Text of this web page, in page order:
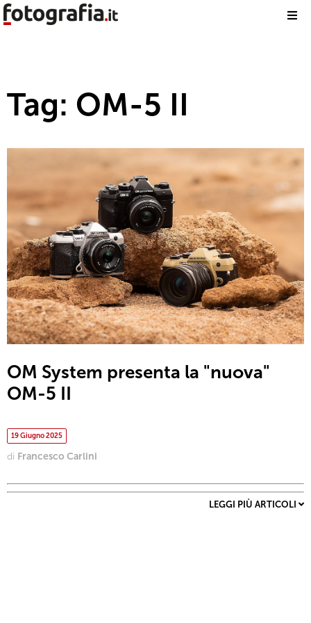
Tag: OM-5 II
OM System presenta la "nuova"
OM-5 II
19 Giugno 2025
di Francesco Carlini
LEGGI PIÙ ARTICOLI